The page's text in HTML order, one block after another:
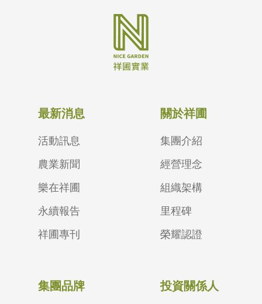
最新消息
活動訊息
農業新聞
樂在祥圃
永續報告
祥圃專刊
關於祥圃
集團介紹
經營理念
組織架構
里程碑
榮耀認證
集團品牌 投資關係人